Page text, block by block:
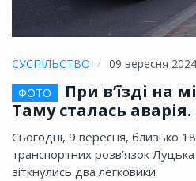
СУСПІЛЬСТВО
09 вересня
ФОТО
При в’їзді на
Таму сталась
Сьогодні, 9 вересня, близько
транспортних розв’язок
зіткнулись два легковики